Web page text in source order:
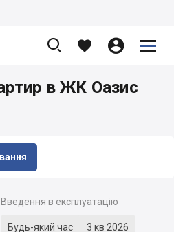
   


в ЖК Оазис
Введення в експлуатацію
Будь-який час 3 кв 2026